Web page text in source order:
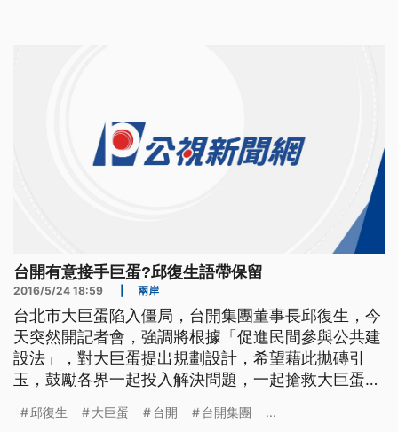
台開有意接手巨蛋?邱復生語帶保留
2016/5/24 18:59 兩岸
台北市大巨蛋陷入僵局，台開集團董事長邱復生，今
天突然開記者會，強調將根據「促進民間參與公共建
設法」，對大巨蛋提出規劃設計，希望藉此拋磚引
玉，鼓勵各界一起投入解決問題，一起搶救大巨蛋。
留，強調提出新的規畫案，不等於會接手營運。 台
邱復生 大巨蛋 台開 台開集團 ...